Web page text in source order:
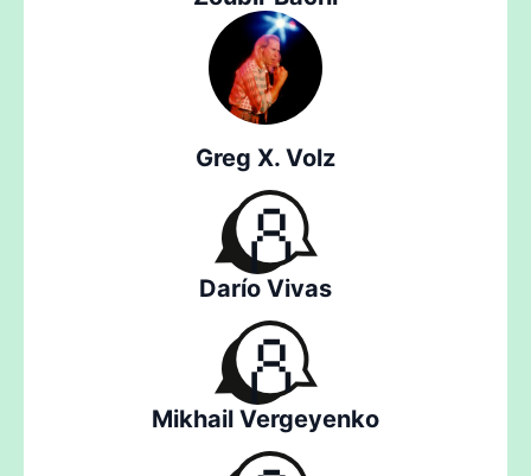
Greg X. Volz
Darío Vivas
Mikhail Vergeyenko